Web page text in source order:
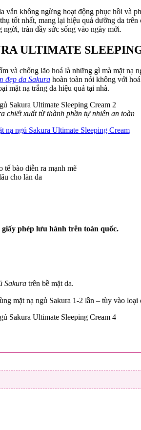
không ngừng hoạt động phục hồi và
tốt nhất, mang lại hiệu quả dưỡng da
ngời, tràn đầy sức sống vào ngày mới.
ULTIMATE
và chống lão hoá là những gì mà mặt nạ
đẹp da Sakura hoàn toàn nói không với
mặt nạ trắng da hiệu quả tại nhà.
chiết xuất từ thành phần tự nhiên an toàn
tế bào diễn ra mạnh mẽ
cho làn da
phép lưu hành trên toàn quốc.
Sakura trên bề mặt da.
mặt nạ ngủ Sakura 1-2 lần – tùy vào loại